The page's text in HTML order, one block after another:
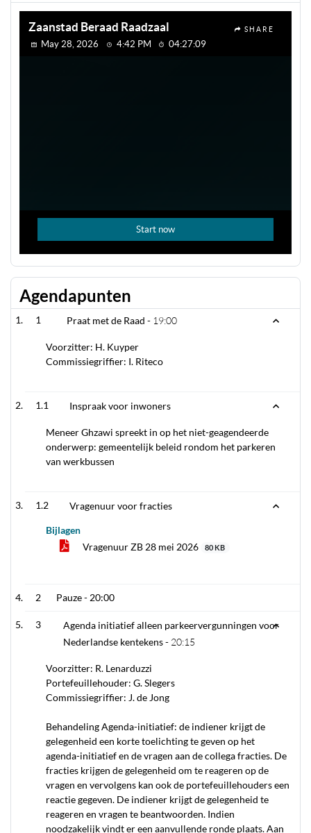
Agendapunten
1 Praat met de Raad - 19:00
Voorzitter: H. Kuyper
Commissiegriffier: I. Riteco
1.1 Inspraak voor inwoners
Meneer Ghzawi spreekt in op het niet-geagendeerde
onderwerp: gemeentelijk beleid rondom het parkeren
van werkbussen
1.2 Vragenuur voor fracties
Bijlagen
Vragenuur ZB 28 mei 2026
80 KB
2 Pauze - 20:00
3
Agenda initiatief alleen parkeervergunningen voor
Nederlandse kentekens - 20:15
Voorzitter: R. Lenarduzzi
Portefeuillehouder: G. Slegers
Commissiegriffier: J. de Jong
Behandeling Agenda-initiatief: de indiener krijgt de
gelegenheid een korte toelichting te geven op het
agenda-initiatief en de vragen aan de collega fracties. De
fracties krijgen de gelegenheid om te reageren op de
vragen en vervolgens kan ook de portefeuillehouders een
reactie gegeven. De indiener krijgt de gelegenheid te
reageren en vragen te beantwoorden. Indien
noodzakelijk vindt er een aanvullende ronde plaats. Aan